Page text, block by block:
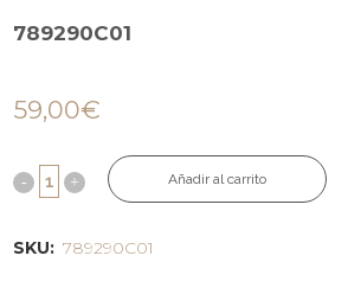
789290C01
59,00€
Añadir al carrito
SKU: 789290C01